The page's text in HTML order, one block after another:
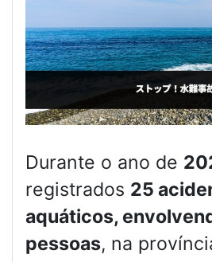
Durante o ano de
registrados 25
aquáticos,
pessoas, na